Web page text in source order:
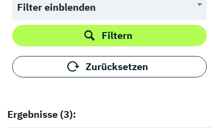
Filter einblenden
Filtern
Zurücksetzen
Ergebnisse (3):